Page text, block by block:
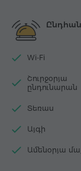
Wi-Fi
Շուրջօրյա
ընդունարան
Տեռաս
Այգի
Ամենօրյա